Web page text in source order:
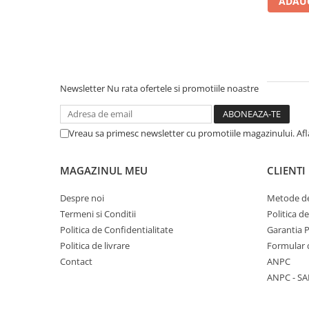
Senzatii/Dragoste
Senzatii/Erotic
Senzatii/Thriller
Teens Book Club
Newsletter Nu rata ofertele si promotiile noastre
Vreau sa primesc newsletter cu promotiile magazinului.
MAGAZINUL MEU
Despre noi
Termeni si Conditii
Politica de Confidentialitate
Politica de livrare
Contact
CLIENTI
Metode
Politica
Garantia
Formular
ANPC
ANPC -